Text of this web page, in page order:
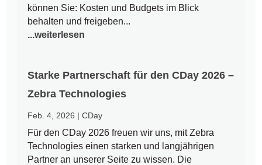
können Sie: Kosten und Budgets im Blick
behalten und freigeben...
...weiterlesen
Starke Partnerschaft für den CDay 2026 –
Zebra Technologies
Feb. 4, 2026 |CDay
Für den CDay 2026 freuen wir uns, mit Zebra
Technologies einen starken und langjährigen
Partner an unserer Seite zu wissen. Die